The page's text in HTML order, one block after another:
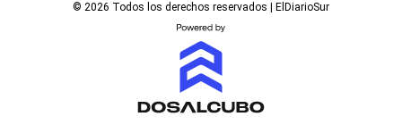
© 2026 Todos los derechos reservados | ElDiarioSur